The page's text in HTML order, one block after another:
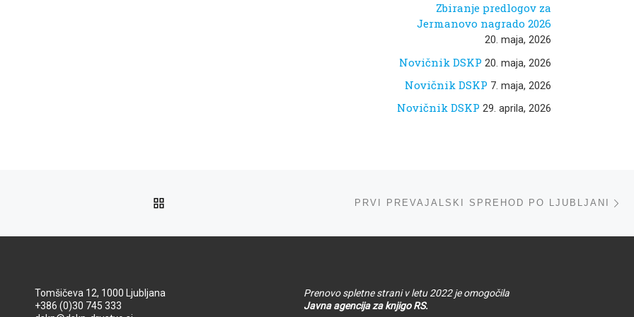
Zbiranje predlogov za
Jermanovo nagrado 2026
20. maja, 2026
Novičnik DSKP 20. maja, 2026
Novičnik DSKP 7. maja, 2026
Novičnik DSKP 29. aprila, 2026
PRVI PREVAJALSKI SPREHOD PO LJUBLJANI
Tomšičeva 12, 1000 Ljubljana
+386 (0)30 745 333
Prenovo spletne strani v letu 2022 je omogočila
Javna agencija za knjigo RS.